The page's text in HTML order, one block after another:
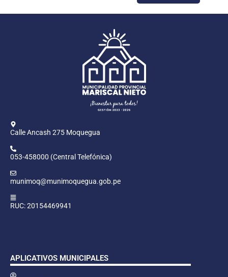
Calle Ancash 275 Moquegua
053-458000 (Central Telefónica)
munimoq@munimoquegua.gob.pe
RUC: 20154469941
APLICATIVOS MUNICIPALES